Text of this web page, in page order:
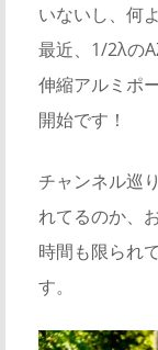
いないし、何
最近、1/2λの
伸縮アルミポ
開始です！
チャンネル巡
れてるのか、
時間も限られ
す。